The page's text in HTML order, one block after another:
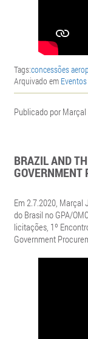
Tags:concessões
Arquivado em Eventos
Publicado por
BRAZIL AND
GOVERNMENT
Em 2.7.2020, Marçal
do Brasil no GPA/
licitações, 1º
Government